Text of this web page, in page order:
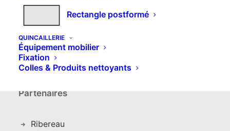
Rectangle postformé
QUINCAILLERIE
Équipement mobilier
Fixation
Colles & Produits nettoyants
Détails du compte
Commandes
Adresses
Déconnexion
Partenaires
Ribereau